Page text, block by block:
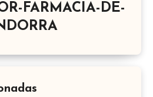
FARMACIA-DE-